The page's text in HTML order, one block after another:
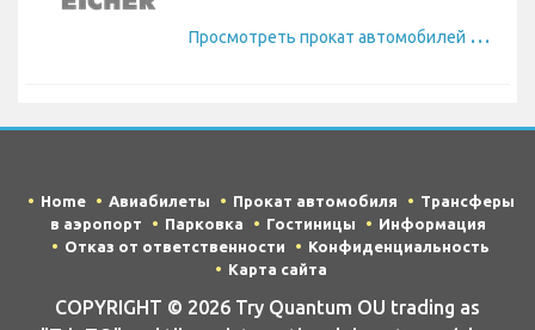
П
росмотреть прокат автомобилей Chery
Home Авиабилеты Прокат автомобиля
Трансферы
в аэропорт
Парковка Гостиницы
Информация
Отказ от ответственности
Конфиденциальность
Карта сайта
COPYRIGHT © 2026 Try Quantum OU trading as